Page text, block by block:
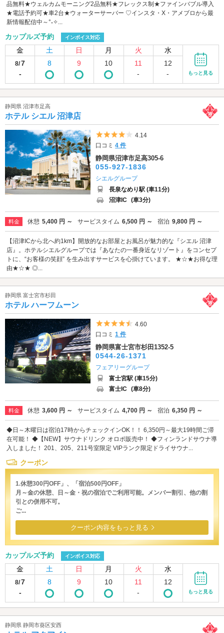
品無料★ウェルカムモーニング2品無料★フレックス制★ファインバブル導入
★電話予約可★車2台★ウォーターサーバー ♡インスタ・X・アメブロから最
新情報配信中～°˖✧...
カップルズ予約 インボイス対応
金 土 日 月 火 水
8/7
-
8 9 10
11
-
12
-
もっと見る
静岡県 沼津市足高
ホテル シエル 沼津店
5つ星のうち4
4.14
口コミ4 件
静岡県沼津市足高305-6
055-927-1836
シエルグループ
長泉なめり駅 (車11分)
沼津IC (車3分)
料金 休憩 5,400 円 ～ サービスタイム 6,500 円 ～ 宿泊 9,800 円 ～
【沼津ICから北へ約1km】開放的なお部屋とお風呂が魅力的な『シエル 沼津
店』。ホテルシエルグループでは『あなたの一番身近なリゾート』をコンセプ
トに、“お客様の笑顔” を生み出すサービスを心掛けています。 ★☆★お得な理
由★☆★ ◎...
静岡県 富士宮市杉田
ホテル ハーフムーン
5つ星のうち4.5
4.60
口コミ1 件
静岡県富士宮市杉田1352-5
0544-26-1371
フェアリーグループ
富士宮駅 (車15分)
富士IC (車8分)
料金 休憩 3,600 円 ～ サービスタイム 4,700 円 ～ 宿泊 6,350 円 ～
◆日～木曜日は宿泊17時からチェックインOK！！ 6,350円～最大19時間ご滞
在可能！ ◆【NEW】サウナドリンク オロポ販売中！ ◆フィンランドサウナ導
入しました！ 201、205、211号室限定 VIPランク限定ドライサウナ...
クーポン
1.休憩300円OFF」、「宿泊500円OFF」
月～金の休憩、日～金・祝の宿泊でご利用可能。メンバー割引、他の割
引との併用不可。
ご...
クーポン内容をもっと見る
カップルズ予約 インボイス対応
金 土 日 月 火 水
8/7
-
8 9 10
11
-
12
もっと見る
静岡県 静岡市葵区安西